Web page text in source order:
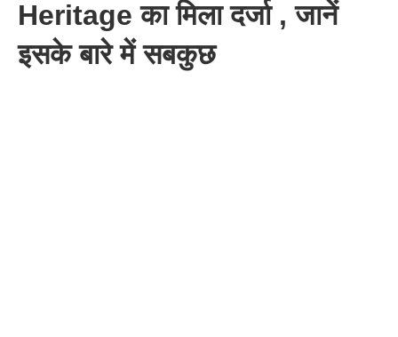
Heritage का मिला दर्जा , जानें
इसके बारे में सबकुछ